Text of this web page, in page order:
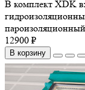
В комплект XDK
12900 ₽
В корзину